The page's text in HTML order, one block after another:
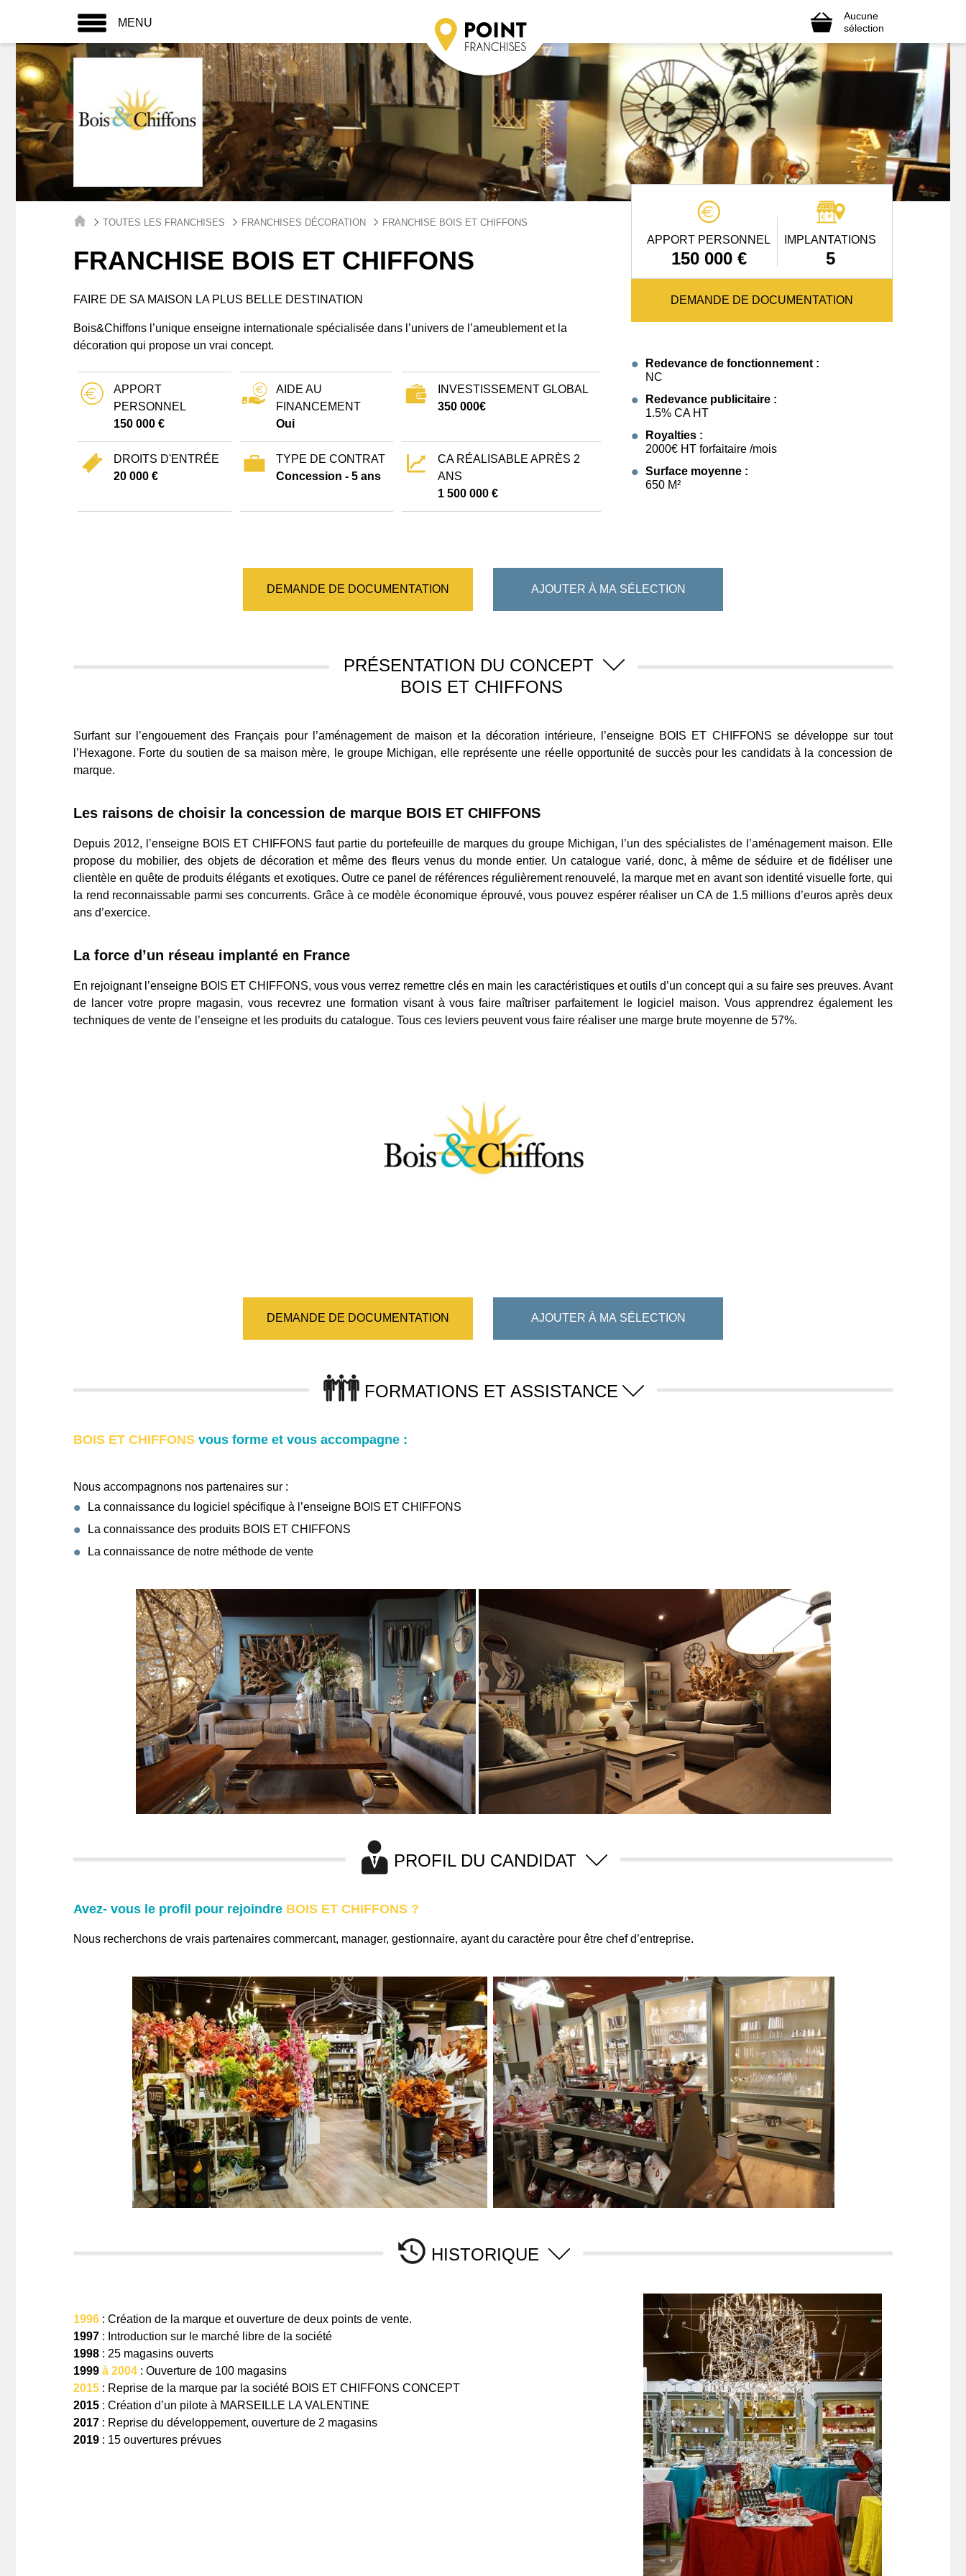
MENU
Aucune
sélection
TOUTES LES FRANCHISES FRANCHISES DÉCORATION FRANCHISE BOIS ET CHIFFONS
FRANCHISE BOIS ET CHIFFONS
FAIRE DE SA MAISON LA PLUS BELLE DESTINATION
Bois&Chiffons l’unique enseigne internationale spécialisée dans l’univers de l’ameublement et la
décoration qui propose un vrai concept.
APPORT
PERSONNEL
150 000 €
AIDE AU
FINANCEMENT
Oui
INVESTISSEMENT GLOBAL
350 000€
DROITS D'ENTRÉE
20 000 €
TYPE DE CONTRAT
Concession - 5 ans
CA RÉALISABLE APRÈS 2
ANS
1 500 000 €
APPORT PERSONNEL
150 000 €
IMPLANTATIONS
5
DEMANDE DE DOCUMENTATION
Redevance de fonctionnement :
NC
Redevance publicitaire :
1.5% CA HT
Royalties :
2000€ HT forfaitaire /mois
Surface moyenne :
650 M²
DEMANDE DE DOCUMENTATION AJOUTER À MA SÉLECTION
PRÉSENTATION DU CONCEPT
BOIS ET CHIFFONS
Surfant sur l’engouement des Français pour l’aménagement de maison et la décoration intérieure, l’enseigne BOIS ET CHIFFONS se développe sur tout
l’Hexagone. Forte du soutien de sa maison mère, le groupe Michigan, elle représente une réelle opportunité de succès pour les candidats à la concession de
marque.
Les raisons de choisir la concession de marque BOIS ET CHIFFONS
Depuis 2012, l’enseigne BOIS ET CHIFFONS faut partie du portefeuille de marques du groupe Michigan, l’un des spécialistes de l’aménagement maison. Elle
propose du mobilier, des objets de décoration et même des fleurs venus du monde entier. Un catalogue varié, donc, à même de séduire et de fidéliser une
clientèle en quête de produits élégants et exotiques. Outre ce panel de références régulièrement renouvelé, la marque met en avant son identité visuelle forte, qui
la rend reconnaissable parmi ses concurrents. Grâce à ce modèle économique éprouvé, vous pouvez espérer réaliser un CA de 1.5 millions d’euros après deux
ans d’exercice.
La force d’un réseau implanté en France
En rejoignant l’enseigne BOIS ET CHIFFONS, vous vous verrez remettre clés en main les caractéristiques et outils d’un concept qui a su faire ses preuves. Avant
de lancer votre propre magasin, vous recevrez une formation visant à vous faire maîtriser parfaitement le logiciel maison. Vous apprendrez également les
techniques de vente de l’enseigne et les produits du catalogue. Tous ces leviers peuvent vous faire réaliser une marge brute moyenne de 57%.
DEMANDE DE DOCUMENTATION AJOUTER À MA SÉLECTION
FORMATIONS ET ASSISTANCE
BOIS ET CHIFFONS vous forme et vous accompagne :
Nous accompagnons nos partenaires sur :
La connaissance du logiciel spécifique à l’enseigne BOIS ET CHIFFONS
La connaissance des produits BOIS ET CHIFFONS
La connaissance de notre méthode de vente
PROFIL DU CANDIDAT
Avez- vous le profil pour rejoindre BOIS ET CHIFFONS ?
Nous recherchons de vrais partenaires commercant, manager, gestionnaire, ayant du caractère pour être chef d’entreprise.
HISTORIQUE
1996 : Création de la marque et ouverture de deux points de vente.
1997 : Introduction sur le marché libre de la société
1998 : 25 magasins ouverts
1999 à 2004 : Ouverture de 100 magasins
2015 : Reprise de la marque par la société BOIS ET CHIFFONS CONCEPT
2015 : Création d’un pilote à MARSEILLE LA VALENTINE
2017 : Reprise du développement, ouverture de 2 magasins
2019 : 15 ouvertures prévues